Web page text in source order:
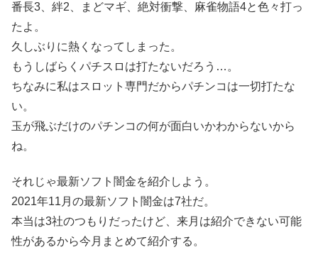
番長3、絆2、まどマギ、絶対衝撃、麻雀物語4と色々打っ
たよ。
久しぶりに熱くなってしまった。
もうしばらくパチスロは打たないだろう…。
ちなみに私はスロット専門だからパチンコは一切打たな
い。
玉が飛ぶだけのパチンコの何が面白いかわからないから
ね。
それじゃ最新ソフト闇金を紹介しよう。
2021年11月の最新ソフト闇金は7社だ。
本当は3社のつもりだったけど、来月は紹介できない可能
性があるから今月まとめて紹介する。